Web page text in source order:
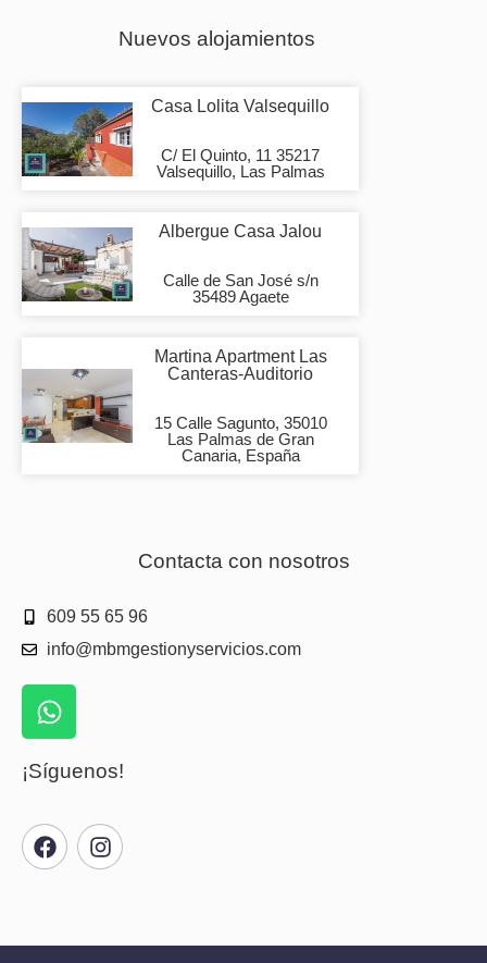
Nuevos alojamientos
Casa Lolita Valsequillo
C/ El Quinto, 11 35217
Valsequillo, Las Palmas
Albergue Casa Jalou
Calle de San José s/n
35489 Agaete
Martina Apartment Las
Canteras-Auditorio
15 Calle Sagunto, 35010
Las Palmas de Gran
Canaria, España
Contacta con nosotros
609 55 65 96
info@mbmgestionyservicios.com
¡Síguenos!